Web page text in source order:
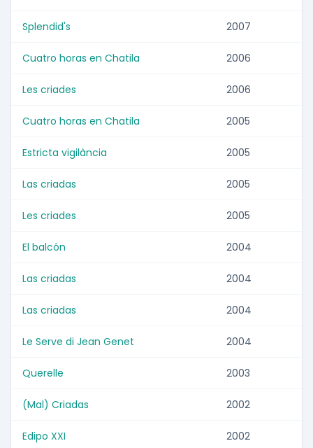
Splendid's 2007
Cuatro horas en Chatila 2006
Les criades 2006
Cuatro horas en Chatila 2005
Estricta vigilància 2005
Las criadas 2005
Les criades 2005
El balcón 2004
Las criadas 2004
Las criadas 2004
Le Serve di Jean Genet 2004
Querelle 2003
(Mal) Criadas 2002
Edipo XXI 2002